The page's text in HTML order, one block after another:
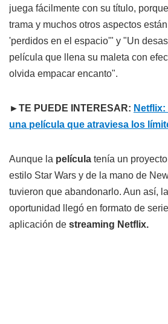
juega fácilmente con su título,
trama y muchos otros aspectos
'perdidos en el espacio'" y "Un
película que llena su maleta con
olvida empacar encanto".
►TE PUEDE INTERESAR:
una película que atraviesa los
Aunque la película tenía un
estilo Star Wars y de la mano de
tuvieron que abandonarlo. Aun así,
oportunidad llegó en formato de
aplicación de streaming Netflix.